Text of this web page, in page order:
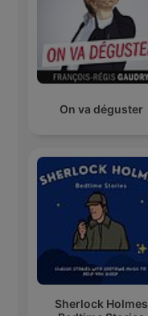
On va déguster
Sherlock Holmes